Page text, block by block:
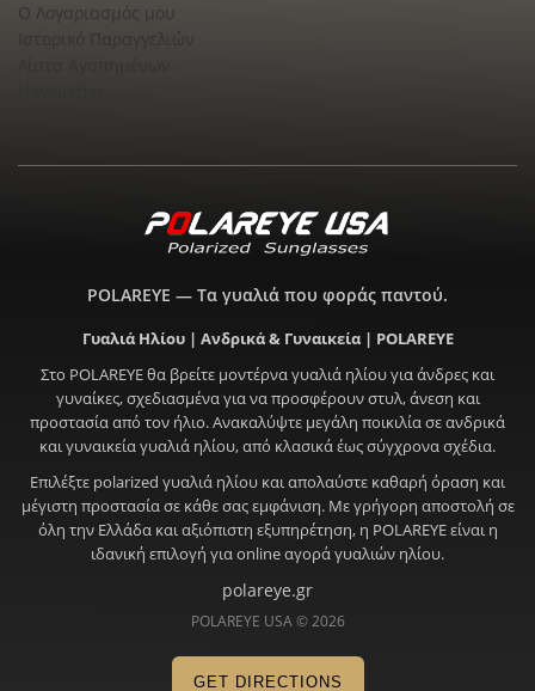
Ο Λογαριασμός μου
POLAREYE — Τα γυαλιά που φοράς παντού.
Γυαλιά Ηλίου | Ανδρικά & Γυναικεία | POLAREYE
Στο POLAREYE θα βρείτε μοντέρνα γυαλιά ηλίου για άνδρες και
γυναίκες, σχεδιασμένα για να προσφέρουν στυλ, άνεση και
προστασία από τον ήλιο. Ανακαλύψτε μεγάλη ποικιλία σε ανδρικά
και γυναικεία γυαλιά ηλίου, από κλασικά έως σύγχρονα σχέδια.
Επιλέξτε polarized γυαλιά ηλίου και απολαύστε καθαρή όραση και
μέγιστη προστασία σε κάθε σας εμφάνιση. Με γρήγορη αποστολή σε
όλη την Ελλάδα και αξιόπιστη εξυπηρέτηση, η POLAREYE είναι η
ιδανική επιλογή για online αγορά γυαλιών ηλίου.
polareye.gr
POLAREYE USA © 2026
GET DIRECTIONS